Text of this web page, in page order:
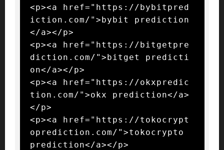
<p><a href="https://bybitpred
iction.com/">bybit prediction
</a></p>
<p><a href="https://bitgetpre
diction.com/">bitget predicti
on</a></p>
<p><a href="https://okxpredic
tion.com/">okx prediction</a>
</p>
<p><a href="https://tokocrypt
oprediction.com/">tokocrypto
prediction</a></p>